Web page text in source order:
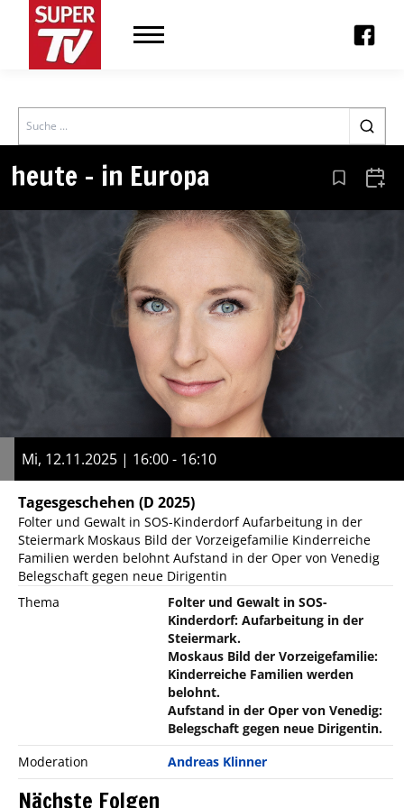
Search
heute – in Europa Aus den
Mi, 12.11.2025 | 16:00 - 16:10
Tagesgeschehen (D 2025)
Folter und Gewalt in SOS-Kinderdorf Aufarbeitung in der
Steiermark Moskaus Bild der Vorzeigefamilie Kinderreiche
Familien werden belohnt Aufstand in der Oper von Venedig
Belegschaft gegen neue Dirigentin
Thema
Folter und Gewalt in SOS-
Kinderdorf: Aufarbeitung in der
Steiermark.
Moskaus Bild der Vorzeigefamilie:
Kinderreiche Familien werden
belohnt.
Aufstand in der Oper von Venedig:
Belegschaft gegen neue Dirigentin.
Moderation
Andreas Klinner
Nächste Folgen